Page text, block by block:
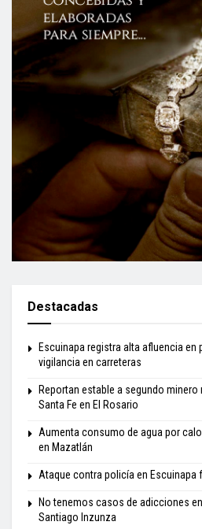
Destacadas
Escuinapa registra alta afluencia en
vigilancia en carreteras
Reportan estable a segundo
Santa Fe en El Rosario
Aumenta consumo de agua por
en Mazatlán
Ataque contra policía en Escuinapa
No tenemos casos de adicciones
Santiago Inzunza